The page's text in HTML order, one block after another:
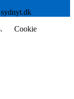
Cookie